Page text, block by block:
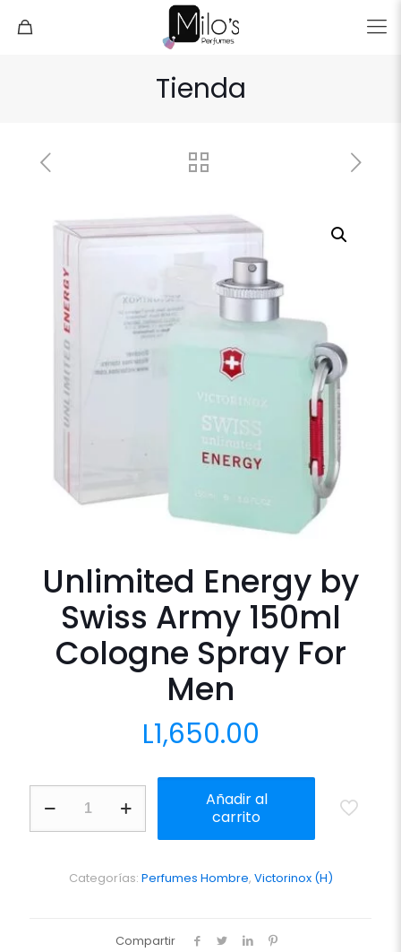
Tienda
Unlimited Energy by
Swiss Army 150ml
Cologne Spray For
Men
L1,650.00
Energy
by
Añadir al
carrito
Categorías: Perfumes Hombre, Victorinox (H)
Compartir